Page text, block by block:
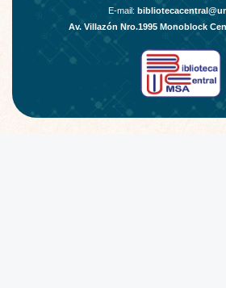
E-mail:
Av. Villazón Nro.1995 Monoblock